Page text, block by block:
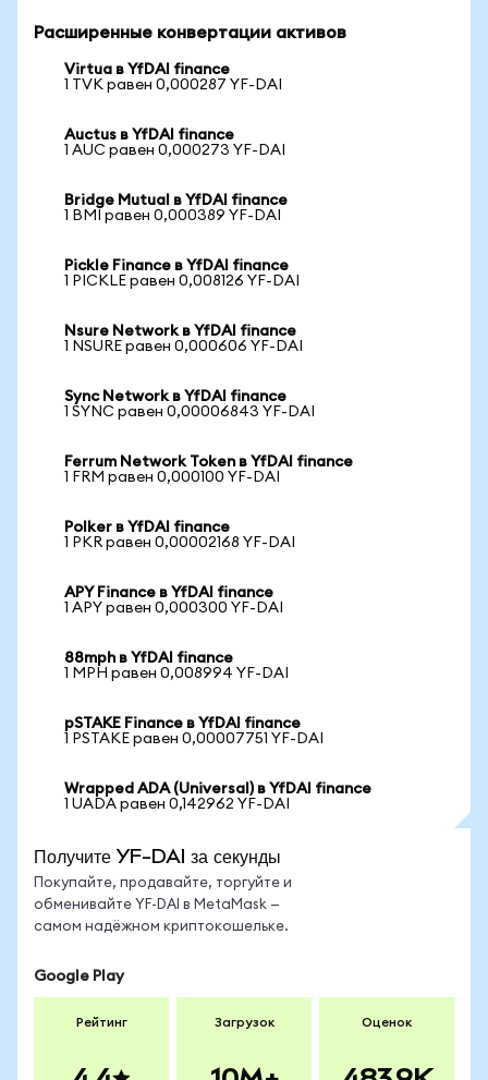
Расширенные конвертации активов
Virtua в YfDAI finance
1 TVK равен 0,000287 YF-DAI
Auctus в YfDAI finance
1 AUC равен 0,000273 YF-DAI
Bridge Mutual в YfDAI finance
1 BMI равен 0,000389 YF-DAI
Pickle Finance в YfDAI finance
1 PICKLE равен 0,008126 YF-DAI
Nsure Network в YfDAI finance
1 NSURE равен 0,000606 YF-DAI
Sync Network в YfDAI finance
1 SYNC равен 0,00006843 YF-DAI
Ferrum Network Token в YfDAI finance
1 FRM равен 0,000100 YF-DAI
Polker в YfDAI finance
1 PKR равен 0,00002168 YF-DAI
APY Finance в YfDAI finance
1 APY равен 0,000300 YF-DAI
88mph в YfDAI finance
1 MPH равен 0,008994 YF-DAI
pSTAKE Finance в YfDAI finance
1 PSTAKE равен 0,00007751 YF-DAI
Wrapped ADA (Universal) в YfDAI finance
1 UADA равен 0,142962 YF-DAI
Получите YF-DAI за секунды
Покупайте, продавайте, торгуйте и
обменивайте YF-DAI в MetaMask —
самом надёжном криптокошельке.
Google Play
Рейтинг Загрузок Оценок